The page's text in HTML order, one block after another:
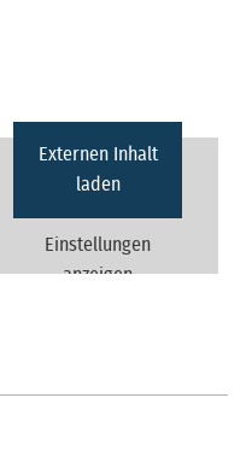
Externen Inhalt
laden
Einstellungen
anzeigen